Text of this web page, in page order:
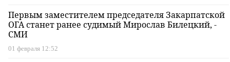
Первым заместителем председателя Закарпатской
ОГА станет ранее судимый Мирослав Билецкий, -
СМИ
01 февраля 12:52